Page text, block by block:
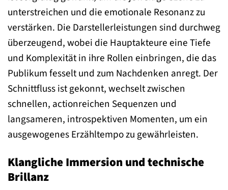
unterstreichen und die emotionale Resonanz zu
verstärken. Die Darstellerleistungen sind durchweg
überzeugend, wobei die Hauptakteure eine Tiefe
und Komplexität in ihre Rollen einbringen, die das
Publikum fesselt und zum Nachdenken anregt. Der
Schnittfluss ist gekonnt, wechselt zwischen
schnellen, actionreichen Sequenzen und
langsameren, introspektiven Momenten, um ein
ausgewogenes Erzähltempo zu gewährleisten.
Klangliche Immersion und technische
Brillanz